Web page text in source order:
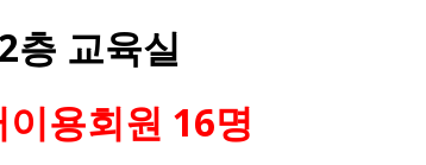
층 교육실
용회원 16명